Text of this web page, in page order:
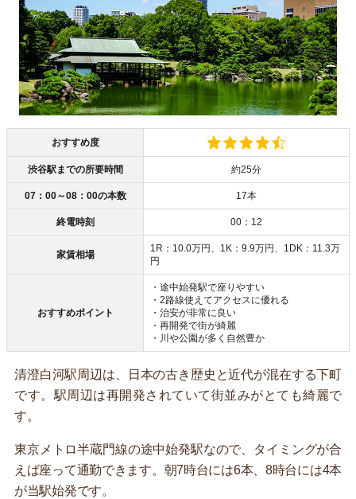
おすすめ度
渋谷駅までの所要時間 約25分
07：00～08：00の本数 17本
終電時刻 00：12
家賃相場
1R：10.0万円、1K：9.9万円、1DK：11.3万
円
おすすめポイント
・途中始発駅で座りやすい
・2路線使えてアクセスに優れる
・治安が非常に良い
・再開発で街が綺麗
・川や公園が多く自然豊か
清澄白河駅周辺は、日本の古き歴史と近代が混在する下町
です。駅周辺は再開発されていて街並みがとても綺麗で
す。
東京メトロ半蔵門線の途中始発駅なので、タイミングが合
えば座って通勤できます。朝7時台には6本、8時台には4本
が当駅始発です。